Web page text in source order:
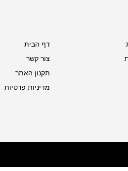
דף הבית
צור קשר
תקנון האתר
מדיניות פרטיות